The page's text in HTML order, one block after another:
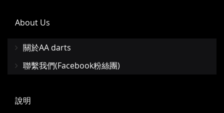
About Us
關於AA darts
聯繫我們(Facebook粉絲團)
說明